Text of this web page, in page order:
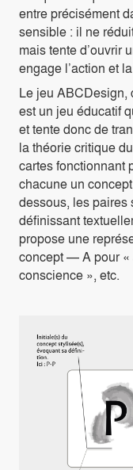
entre précisément
sensible : il ne
mais tente d’ouvrir
engage l’action et
Le jeu ABCDesign,
est un jeu éducatif
et tente donc de
la théorie critique
cartes fonctionnant
chacune un
dessous, les paires
définissant
propose une
concept — A pour «
conscience », etc.